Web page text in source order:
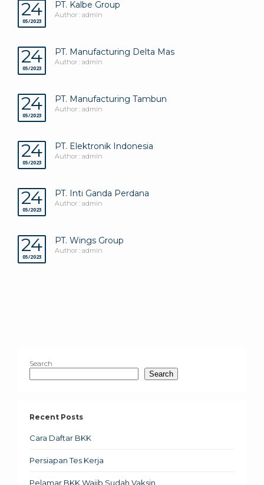
24
05/2023
PT. Kalbe Group
Author : admin
24
05/2023
PT. Manufacturing Delta Mas
Author : admin
24
05/2023
PT. Manufacturing Tambun
Author : admin
24
05/2023
PT. Elektronik Indonesia
Author : admin
24
05/2023
PT. Inti Ganda Perdana
Author : admin
24
05/2023
PT. Wings Group
Author : admin
Search
Search
Recent Posts
Cara Daftar BKK
Persiapan Tes Kerja
Pelamar BKK Wajib Sudah Vaksin